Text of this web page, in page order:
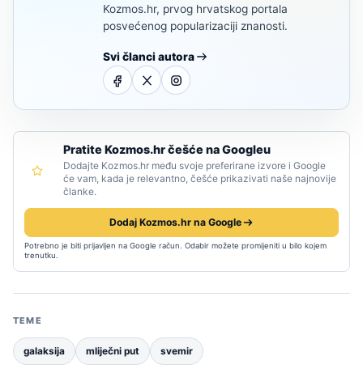
Kozmos.hr, prvog hrvatskog portala
posvećenog popularizaciji znanosti.
Svi članci autora
Pratite Kozmos.hr češće na Googleu
Dodajte Kozmos.hr među svoje preferirane izvore i Google
će vam, kada je relevantno, češće prikazivati naše najnovije
članke.
Dodaj Kozmos.hr na Google
Potrebno je biti prijavljen na Google račun. Odabir možete promijeniti u bilo kojem
trenutku.
TEME
galaksija mliječni put svemir